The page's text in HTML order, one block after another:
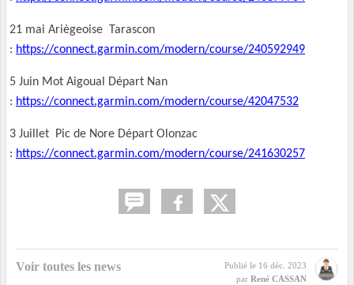
21 mai Ariègeoise Tarascon
: https://connect.garmin.com/modern/course/240592949
5 Juin Mot Aigoual Départ Nan
: https://connect.garmin.com/modern/course/42047532
3 Juillet Pic de Nore Départ Olonzac
: https://connect.garmin.com/modern/course/241630257
Voir toutes les news Publié le 16 déc. 2023
par René CASSAN